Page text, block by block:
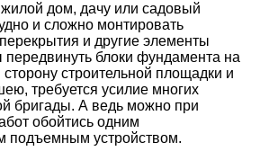
жилой дом, дачу или садовый
и сложно монтировать
и другие элементы
передвинуть блоки фундамента на
сторону строительной площадки и
требуется усилие многих
бригады. А ведь можно при
обойтись одним
подъемным устройством.